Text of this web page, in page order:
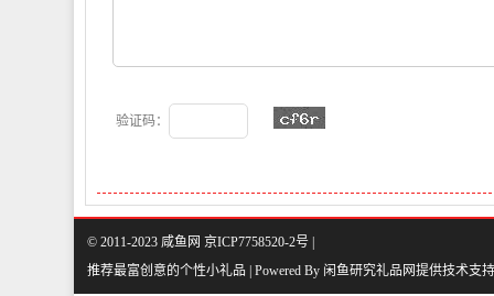
验证码：
© 2011-2023 咸鱼网 京ICP7758520-2号 |
推荐最富创意的个性小礼品 | Powered By 闲鱼研究礼品网提供技术支持